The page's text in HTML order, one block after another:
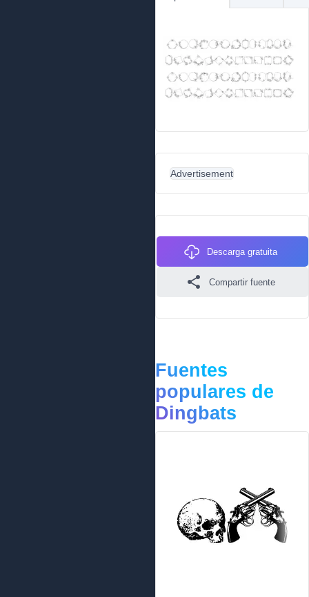
Advertisement
Descarga gratuita
Compartir fuente
Fuentes
populares de
Dingbats